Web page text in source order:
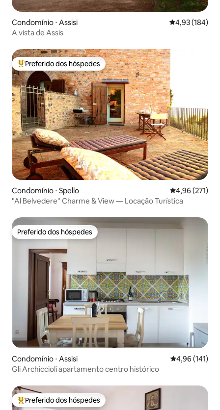
Condomínio ⋅ Assisi 4,93 de uma
4,93 (184)
A vista de Assis
Entre os melhores preferidos dos hóspedes
Preferido dos hóspedes
Condomínio ⋅ Spello 4,96 de uma
4,96 (271)
"Al Belvedere" Charme & View — Locação Turística
Preferido dos hóspedes
Preferido dos hóspedes
Condomínio ⋅ Assisi 4,96 de uma
4,96 (141)
Gli Archiccioli apartamento centro histórico
Entre os melhores preferidos dos hóspedes
Preferido dos hóspedes